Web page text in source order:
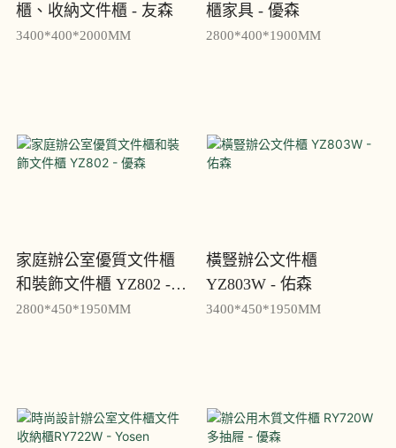
櫃、收納文件櫃 - 友森
3400*400*2000MM
櫃家具 - 優森
2800*400*1900MM
家庭辦公室優質文件櫃
和裝飾文件櫃 YZ802 -
優森
2800*450*1950MM
橫豎辦公文件櫃
YZ803W - 佑森
3400*450*1950MM